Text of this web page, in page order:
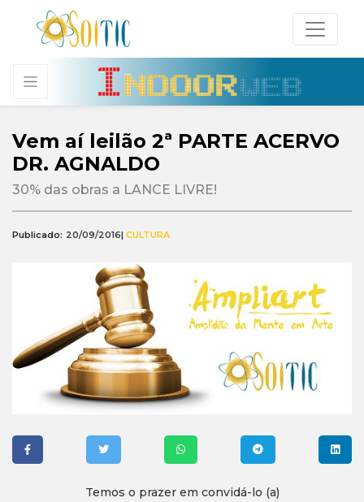
Vem aí leilão 2ª PARTE ACERVO
DR. AGNALDO
30% das obras a LANCE LIVRE!
Publicado: 20/09/2016| CULTURA
Temos o prazer em convidá-lo (a)